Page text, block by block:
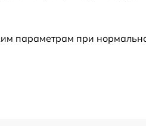
параметрам при